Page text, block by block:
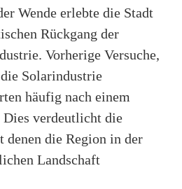
Wende erlebte die Stadt
Rückgang der
Vorherige Versuche,
Solarindustrie
häufig nach einem
verdeutlicht die
die Region in der
Landschaft